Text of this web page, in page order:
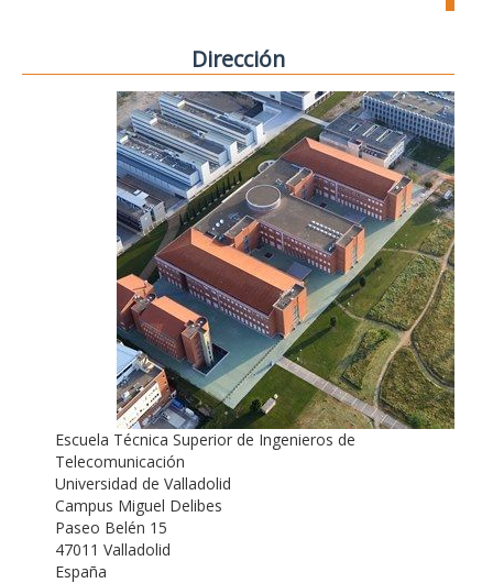
Dirección
Escuela Técnica Superior de Ingenieros de
Telecomunicación
Universidad de Valladolid
Campus Miguel Delibes
Paseo Belén 15
47011 Valladolid
España